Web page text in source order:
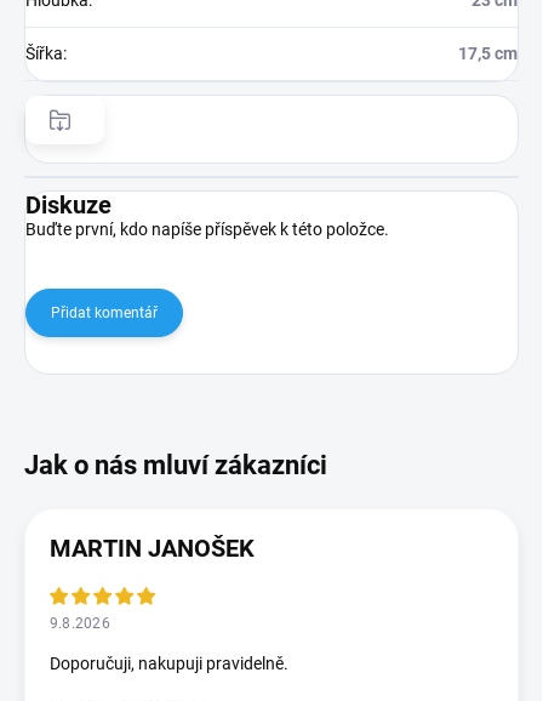
Šířka: 17,5 cm
Diskuze
Buďte první, kdo napíše příspěvek k této položce.
Přidat komentář
MARTIN JANOŠEK
9.8.2026
Doporučuji, nakupuji pravidelně.